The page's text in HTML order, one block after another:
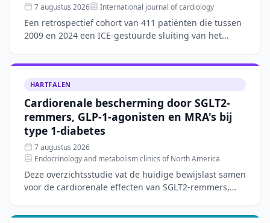
7 augustus 2026 International journal of cardiology
Een retrospectief cohort van 411 patiënten die tussen
2009 en 2024 een ICE-gestuurde sluiting van het
een techn
HARTFALEN
Cardiorenale bescherming door SGLT2-
remmers, GLP-1-agonisten en MRA's bij
type 1-diabetes
7 augustus 2026
Endocrinology and metabolism clinics of North America
Deze overzichtsstudie vat de huidige bewijslast samen
voor de cardiorenale effecten van SGLT2-remmers,
receptorantagoniste